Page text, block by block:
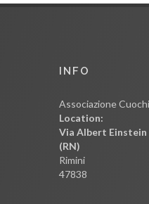
INFO
Associazione
Location:
Via Albert
(RN)
Rimini
47838